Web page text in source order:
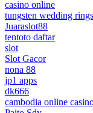
casino online
tungsten wedding
Juaraslot88
tentoto daftar
slot
Slot Gacor
nona 88
jp1 apps
dk666
cambodia online